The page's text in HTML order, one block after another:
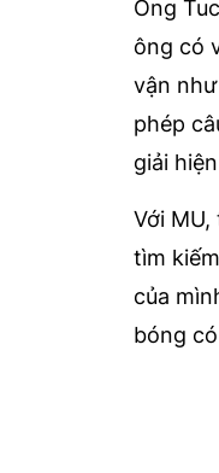
Ông
ông có
vận
phép
giải
Với
tìm
của
bóng